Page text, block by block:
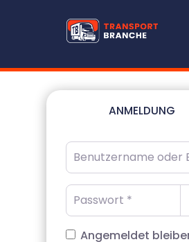
ANMELDUNG
Benutzername oder
Passwort
Angemeldet